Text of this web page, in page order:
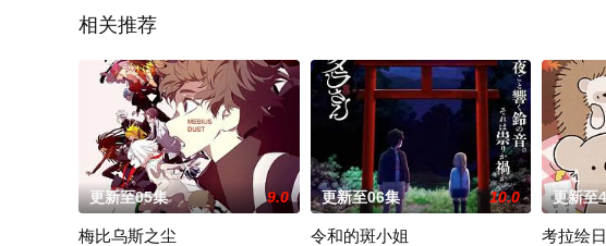
相关推荐
更新至05集 9.0
梅比乌斯之尘
更新至06集 10.0
令和的斑小姐
更新至
考拉绘